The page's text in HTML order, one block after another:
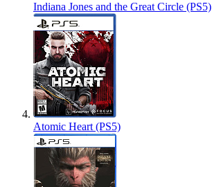
Indiana Jones and the Great Circle (PS5)
Atomic Heart (PS5)